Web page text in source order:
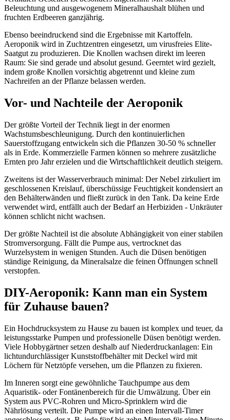
Beleuchtung und ausgewogenem Mineralhaushalt blühen und
fruchten Erdbeeren ganzjährig.
Ebenso beeindruckend sind die Ergebnisse mit Kartoffeln.
Aeroponik wird in Zuchtzentren eingesetzt, um virusfreies Elite-
Saatgut zu produzieren. Die Knollen wachsen direkt im leeren
Raum: Sie sind gerade und absolut gesund. Geerntet wird gezielt,
indem große Knollen vorsichtig abgetrennt und kleine zum
Nachreifen an der Pflanze belassen werden.
Vor- und Nachteile der Aeroponik
Der größte Vorteil der Technik liegt in der enormen
Wachstumsbeschleunigung. Durch den kontinuierlichen
Sauerstoffzugang entwickeln sich die Pflanzen 30-50 % schneller
als in Erde. Kommerzielle Farmen können so mehrere zusätzliche
Ernten pro Jahr erzielen und die Wirtschaftlichkeit deutlich steigern.
Zweitens ist der Wasserverbrauch minimal: Der Nebel zirkuliert im
geschlossenen Kreislauf, überschüssige Feuchtigkeit kondensiert an
den Behälterwänden und fließt zurück in den Tank. Da keine Erde
verwendet wird, entfällt auch der Bedarf an Herbiziden - Unkräuter
können schlicht nicht wachsen.
Der größte Nachteil ist die absolute Abhängigkeit von einer stabilen
Stromversorgung. Fällt die Pumpe aus, vertrocknet das
Wurzelsystem in wenigen Stunden. Auch die Düsen benötigen
ständige Reinigung, da Mineralsalze die feinen Öffnungen schnell
verstopfen.
DIY-Aeroponik: Kann man ein System
für Zuhause bauen?
Ein Hochdrucksystem zu Hause zu bauen ist komplex und teuer, da
leistungsstarke Pumpen und professionelle Düsen benötigt werden.
Viele Hobbygärtner setzen deshalb auf Niederdruckanlagen: Ein
lichtundurchlässiger Kunststoffbehälter mit Deckel wird mit
Löchern für Netztöpfe versehen, um die Pflanzen zu fixieren.
Im Inneren sorgt eine gewöhnliche Tauchpumpe aus dem
Aquaristik- oder Fontänenbereich für die Umwälzung. Über ein
System aus PVC-Rohren und Micro-Sprinklern wird die
Nährlösung verteilt. Die Pumpe wird an einen Intervall-Timer